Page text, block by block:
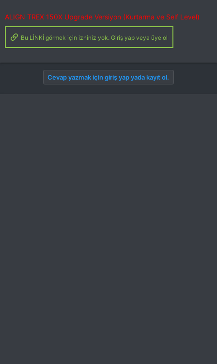
ALIGN TREX 150X Upgrade Versiyon (Kurtarma ve Self Level)
Bu LİNKİ görmek için izniniz yok. Giriş yap veya üye ol
Cevap yazmak için giriş yap yada kayıt ol.